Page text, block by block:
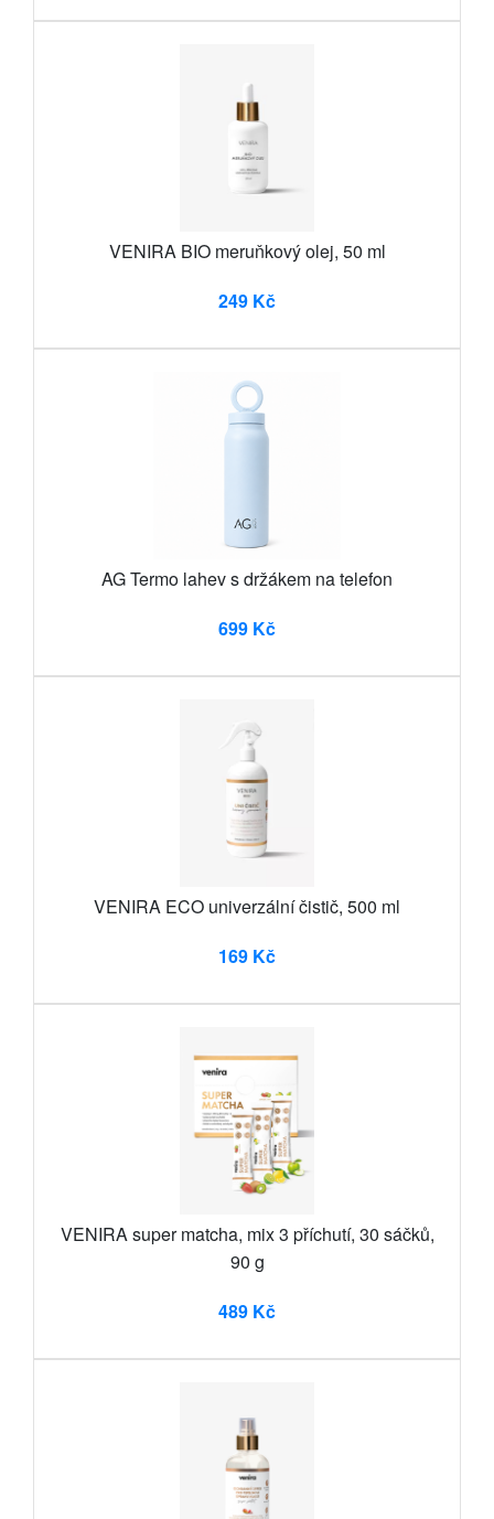
VENIRA BIO meruňkový olej, 50 ml
249 Kč
AG Termo lahev s držákem na telefon
699 Kč
VENIRA ECO univerzální čistič, 500 ml
169 Kč
VENIRA super matcha, mix 3 příchutí, 30 sáčků,
90 g
489 Kč